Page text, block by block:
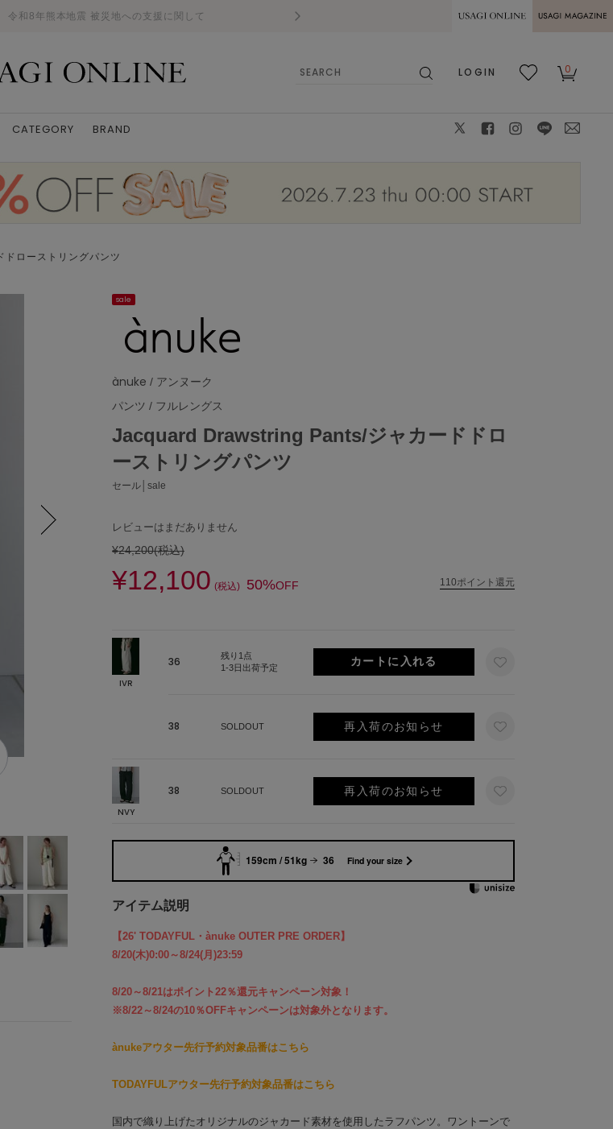
令和8年熊本地震 被災地への支援に関して 熊本県熊本地方を震源とする地震の影響に
MAGAZINE
LOGIN
0
CATEGORY BRAND
ローストリングパンツ
sale
ànuke / アンヌーク
パンツ / フルレングス
Jacquard Drawstring Pants/ジャカードドロ
ーストリングパンツ
セール│sale
レビューはまだありません
¥24,200(税込)
¥12,100 (税込) 50%OFF 110ポイント還元
IVR
36
残り1点
1-3日出荷予定
38 SOLDOUT 再入荷のお知らせ
NVY
38 SOLDOUT 再入荷のお知らせ
159cm / 51kg 36 Find your size
アイテム説明
【26' TODAYFUL・ànuke OUTER PRE ORDER】
8/20(木)0:00～8/24(月)23:59
8/20～8/21はポイント22％還元キャンペーン対象！
※8/22～8/24の10％OFFキャンペーンは対象外となります。
ànukeアウター先行予約対象品番はこちら
TODAYFULアウター先行予約対象品番はこちら
国内で織り上げたオリジナルのジャカード素材を使用したラフパンツ。ワントーンで